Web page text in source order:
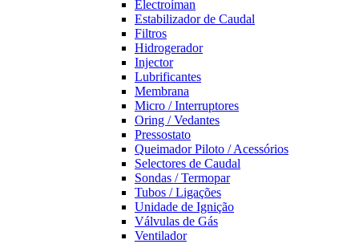
Electroíman
Estabilizador de Caudal
Filtros
Hidrogerador
Injector
Lubrificantes
Membrana
Micro / Interruptores
Oring / Vedantes
Pressostato
Queimador Piloto / Acessórios
Selectores de Caudal
Sondas / Termopar
Tubos / Ligações
Unidade de Ignição
Válvulas de Gás
Ventilador